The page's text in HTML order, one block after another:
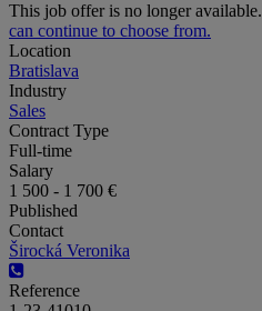
This job offer is no longer available.
can continue to choose from.
Location
Bratislava
Industry
Sales
Contract Type
Full-time
Salary
1 500 - 1 700 €
Published
Contact
Širocká Veronika
Reference